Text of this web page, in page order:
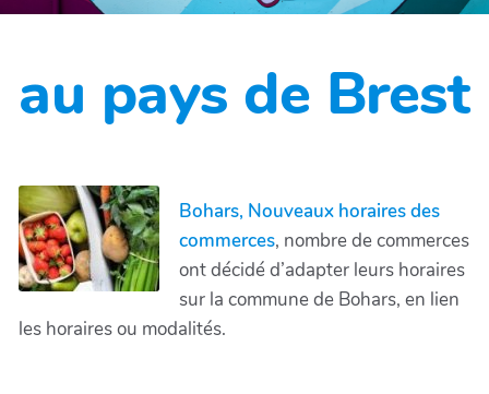
au pays de Brest
Bohars, Nouveaux horaires des
commerces, nombre de commerces
ont décidé d’adapter leurs horaires
sur la commune de Bohars, en lien
les horaires ou modalités.